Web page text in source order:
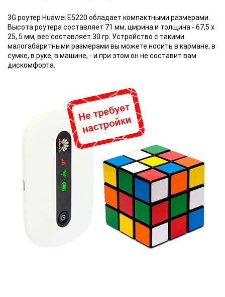
3G роутер Huawei E5220 обладает компактными размерами.
Высота роутера составляет 71 мм, ширина и толщина - 67,5 x
25, 5 мм, вес составляет 30 гр. Устройство с такими
малогабаритными размерами вы можете носить в кармане, в
сумке, в руке, в машине, - и при этом он не составит вам
дискомфорта.